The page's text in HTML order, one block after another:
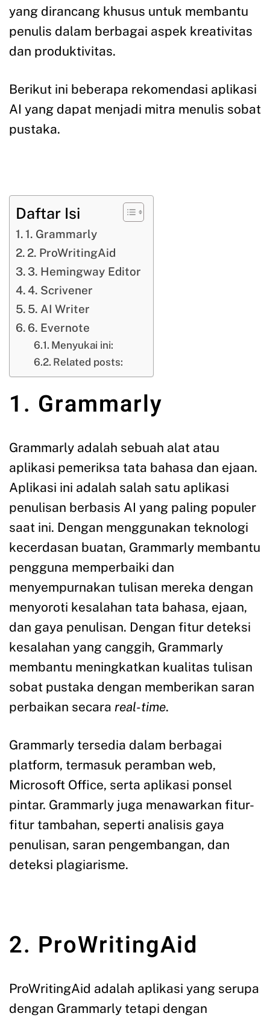
yang dirancang khusus untuk membantu
penulis dalam berbagai aspek kreativitas
dan produktivitas.
Berikut ini beberapa rekomendasi aplikasi
AI yang dapat menjadi mitra menulis sobat
pustaka.
Daftar Isi
1. Grammarly
2. ProWritingAid
3. Hemingway Editor
4. Scrivener
5. AI Writer
6. Evernote
Menyukai ini:
Related posts:
1. Grammarly
Grammarly adalah sebuah alat atau
aplikasi pemeriksa tata bahasa dan ejaan.
Aplikasi ini adalah salah satu aplikasi
penulisan berbasis AI yang paling populer
saat ini. Dengan menggunakan teknologi
kecerdasan buatan, Grammarly membantu
pengguna memperbaiki dan
menyempurnakan tulisan mereka dengan
menyoroti kesalahan tata bahasa, ejaan,
dan gaya penulisan. Dengan fitur deteksi
kesalahan yang canggih, Grammarly
membantu meningkatkan kualitas tulisan
sobat pustaka dengan memberikan saran
perbaikan secara real-time.
Grammarly tersedia dalam berbagai
platform, termasuk peramban web,
Microsoft Office, serta aplikasi ponsel
pintar. Grammarly juga menawarkan fitur-
fitur tambahan, seperti analisis gaya
penulisan, saran pengembangan, dan
deteksi plagiarisme.
2. ProWritingAid
ProWritingAid adalah aplikasi yang serupa
dengan Grammarly tetapi dengan